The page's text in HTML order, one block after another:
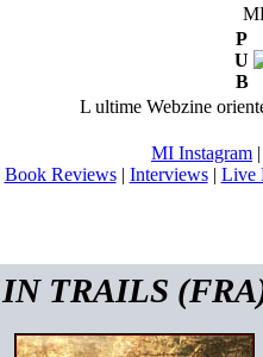
P
U
B
L ultime Webzine
MI Instagram
Book Reviews| Interviews| Live
IN TRAILS